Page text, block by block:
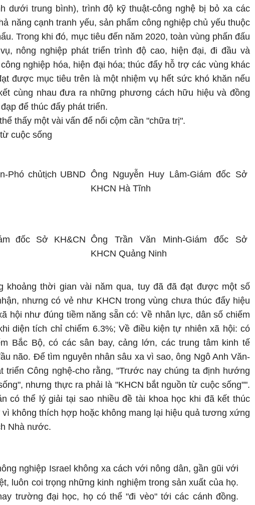
dưới trung bình), trình độ kỹ thuật-công nghệ bị bỏ xa các
năng cạnh tranh yếu, sản phẩm công nghiệp chủ yếu thuộc
Trong khi đó, mục tiêu đến năm 2020, toàn vùng phấn đấu
nông nghiệp phát triển trình độ cao, hiện đại, đi đầu và
nghiệp hóa, hiện đại hóa; thúc đẩy hỗ trợ các vùng khác
được mục tiêu trên là một nhiệm vụ hết sức khó khăn nếu
cùng nhau đưa ra những phương cách hữu hiệu và đồng
để thúc đẩy phát triển.
thấy một vài vấn để nổi cộm cần "chữa trị".
cuộc sống
Phó chủtịch UBND Ông Nguyễn Huy Lâm-Giámđốc Sở
KHCN Hà Tĩnh
đốc Sở KH&CN Ông Trần Văn Minh-Giám đốc Sở
KHCN Quảng Ninh
khoảng thời gian vài năm qua, tuy đã đã đạt được một số
nhưng có vẻ như KHCN trong vùng chưa thúc đẩy hiệu
hội như đúng tiềm năng sẵn có: Về nhân lực, dân số chiếm
diện tích chỉ chiếm 6.3%; Về điều kiện tự nhiên xã hội: có
Bắc Bộ, có các sân bay, cảng lớn, các trung tâm kinh tế
não. Để tìm nguyên nhân sâu xa vì sao, ông Ngô Anh Văn-
triển Công nghệ-cho rằng, "Trước nay chúng ta định hướng
nhưng thực ra phải là "KHCN bắt nguồn từ cuộc sống"".
có thể lý giải tại sao nhiều đề tài khoa học khi đã kết thúc
không thích hợp hoặc không mang lại hiệu quả tương xứng
Nhà nước.
nghiệp Israel không xa cách với nông dân, gần gũi với
luôn coi trọng những kinh nghiệm trong sản xuất của họ.
trường đại học, họ có thể "đi vèo" tới các cánh đồng.